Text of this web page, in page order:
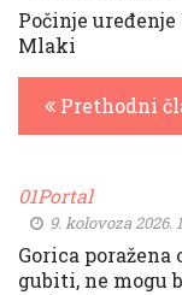
Počinje
Mlaki
Prethodni
01Portal
9. kolovoza 2026.
Gorica
gubiti, ne mogu